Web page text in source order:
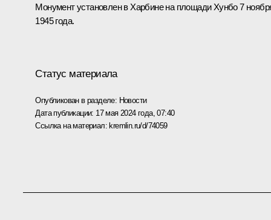
Монумент установлен в Харбине на площади Хунбо 7
1945 года.
Статус материала
Опубликован в разделе: Новости
Дата публикации: 17 мая 2024 года, 07:40
Ссылка на материал:kremlin.ru/d/74059